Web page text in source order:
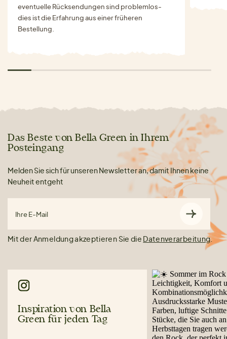
eventuelle Rücksendungen sind problemlos-
dies ist die Erfahrung aus einer früheren
Bestellung.
Das Beste von Bella Green in Ihrem
Posteingang
Melden Sie sich für unseren Newsletter an, damit Ihnen keine
Neuheit entgeht
Ihre E-Mail
Mit der Anmeldung akzeptieren Sie die Datenverarbeitung.
Inspiration von Bella
Green für jeden Tag